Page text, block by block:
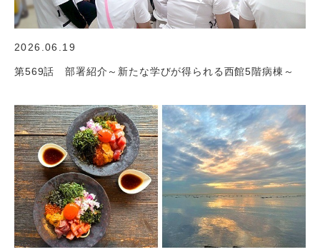
2026.06.19
第569話 部署紹介～新たな学びが得られる西館5階病棟～